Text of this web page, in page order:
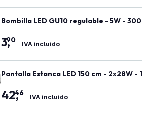
Bombilla LED GU10 regulable - 5W - 3000K -
3,
90 IVA incluido
Pantalla Estanca LED 150 cm - 2x28W -
ED
42,
46 IVA incluido